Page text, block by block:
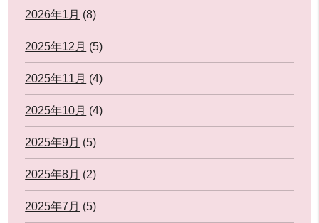
2026年1月 (8)
2025年12月 (5)
2025年11月 (4)
2025年10月 (4)
2025年9月 (5)
2025年8月 (2)
2025年7月 (5)